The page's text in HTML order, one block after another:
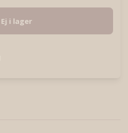
Ej i lager